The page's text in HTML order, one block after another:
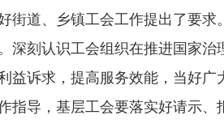
道、乡镇工会工作提出了要求。
刻认识工会组织在推进国家
诉求，提高服务效能，当好
导，基层工会要落实好请示